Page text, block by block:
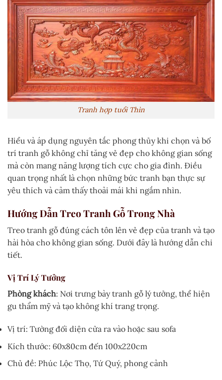
Tranh hợp tuổi Thìn
Hiểu và áp dụng nguyên tắc phong thủy khi chọn và bố
trí tranh gỗ không chỉ tăng vẻ đẹp cho không gian sống
mà còn mang năng lượng tích cực cho gia đình. Điều
quan trọng nhất là chọn những bức tranh bạn thực sự
yêu thích và cảm thấy thoải mái khi ngắm nhìn.
Hướng Dẫn Treo Tranh Gỗ Trong Nhà
Treo tranh gỗ đúng cách tôn lên vẻ đẹp của tranh và tạo
hài hòa cho không gian sống. Dưới đây là hướng dẫn chi
tiết.
Vị Trí Lý Tưởng
Phòng khách: Nơi trưng bày tranh gỗ lý tưởng, thể hiện
gu thẩm mỹ và tạo không khí trang trọng.
Vị trí: Tường đối diện cửa ra vào hoặc sau sofa
Kích thước: 60x80cm đến 100x220cm
Chủ đề: Phúc Lộc Thọ, Tứ Quý, phong cảnh